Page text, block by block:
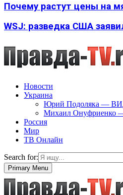
Почему растут цены на
WSJ: разведка США
Новости
Украина
Юрий Подоляка —
Михаил Онуфриенко
Россия
Мир
ТВ Онлайн
Search for:
Primary Menu